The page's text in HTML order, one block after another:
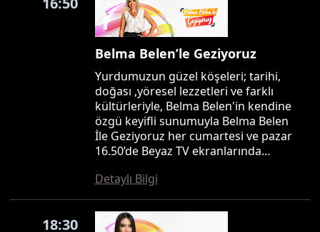
Belma Belen’le Geziyoruz
Yurdumuzun güzel köşeleri; tarihi,
doğası ,yöresel lezzetleri ve farklı
kültürleriyle, Belma Belen'in kendine
özgü keyifli sunumuyla Belma Belen
İle Geziyoruz her cumartesi ve pazar
16.50’de Beyaz TV ekranlarında…
Detaylı Bilgi
18:30